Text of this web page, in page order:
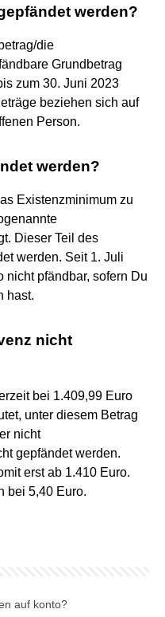
werden?
die
Grundbetrag
zum 30. Juni 2023
beziehen sich auf
Person.
werden?
Existenzminimum zu
Dieser Teil des
werden. Seit 1. Juli
nicht pfändbar, sofern Du
hast.
nicht
bei 1.409,99 Euro
unter diesem Betrag
nicht
gepfändet werden.
erst ab 1.410 Euro.
bei 5,40 Euro.
auf konto?